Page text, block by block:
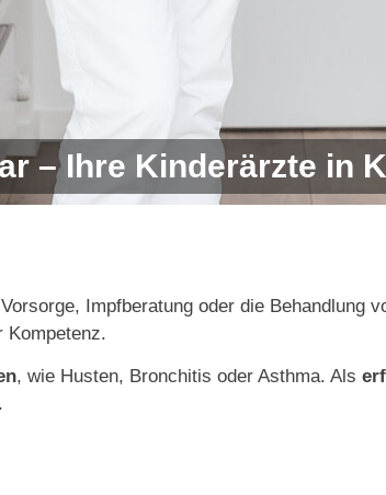
– Ihre Kinderärzte in
Impfberatung oder die Behandlung
Kompetenz.
, wie Husten, Bronchitis oder Asthma. Als